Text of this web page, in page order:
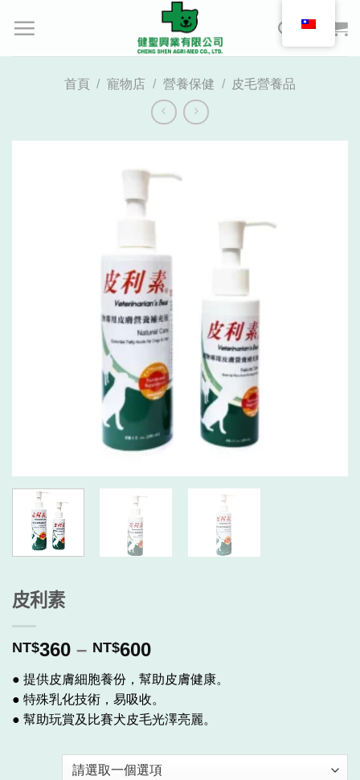
首頁 / 寵物店 / 營養保健 / 皮毛營養品
皮利素
NT$360 – NT$600價
格
範
圍：
NT$360
NT$600
● 提供皮膚細胞養份，幫助皮膚健康。
● 特殊乳化技術，易吸收。
● 幫助玩賞及比賽犬皮毛光澤亮麗。